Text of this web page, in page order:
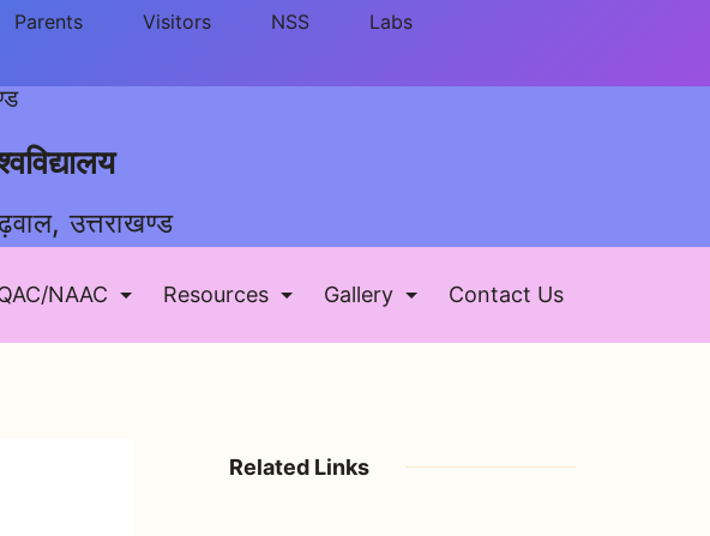
Parents Visitors NSS
Labs
उत्तराखण्ड
NAAC Resources Gallery Contact Us
Related Links